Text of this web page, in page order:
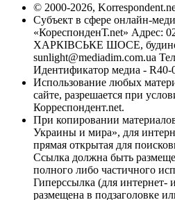
© 2000-2026,
Субъект в сфере онлайн-
«КореспонденТ.net» Адрес:
ХАРКІВСЬКЕ ШОСЕ,
sunlight@mediadim.com.ua
Идентификатор медиа - R40-
Использование любых
сайте, разрешается при
Корреспондент.net.
При копировании
Украины и мира», для
прямая открытая для
Ссылка должна быть
полного либо частичного
Гиперссылка (для интернет-
размещена в подзаголовке